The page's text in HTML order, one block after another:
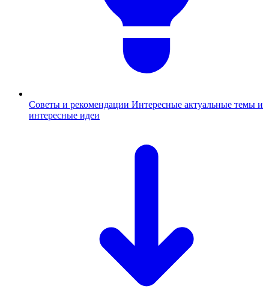
Советы и рекомендации Интересные актуальные темы и
интересные идеи